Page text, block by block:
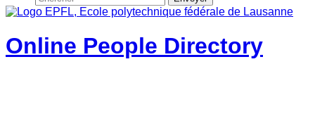
Online People Directory